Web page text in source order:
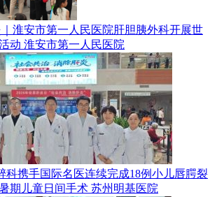
淮安市第一人民医院肝胆胰外科开展世
动 淮安市第一人民医院
科携手国际名医连续完成18例小儿唇腭裂
期儿童日间手术 苏州明基医院